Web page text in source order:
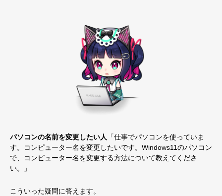
パソコンの名前を変更したい人 「仕事でパソコンを使っていま
す。コンピューター名を変更したいです。Windows11のパソコン
で、コンピューター名を変更する方法について教えてくださ
い。」
こういった疑問に答えます。